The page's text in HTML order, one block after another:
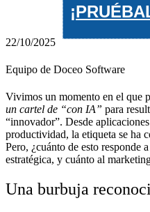
22/10/2025
Equipo de Doceo Software
Vivimos un momento en el que
un cartel de “con IA” para
“innovador”. Desde
productividad, la etiqueta se ha
Pero, ¿cuánto de esto responde
estratégica, y cuánto al
Una burbuja